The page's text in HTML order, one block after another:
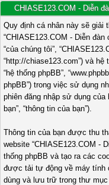
CHIASE123.COM - Diễn
Quy định cá nhân này sẽ giải
“CHIASE123.COM - Diễn
“của chúng tôi”,
“http://chiase123.com”) và hệ
“hệ thống phpBB”,
phpBB”) trong việc sử dụng
phiên đăng nhập sử dụng của
bạn”, “thông tin của bạn”).
Thông tin của bạn được thu
website “CHIASE123.COM -
thống phpBB và tạo ra các
được tải tự động về máy tính
dùng và lưu trữ trong thư